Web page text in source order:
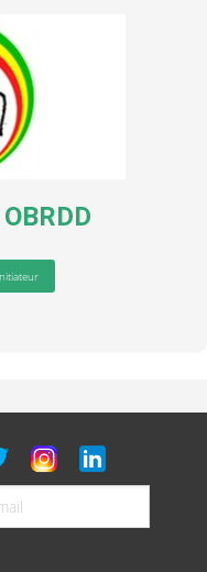
OBRDD